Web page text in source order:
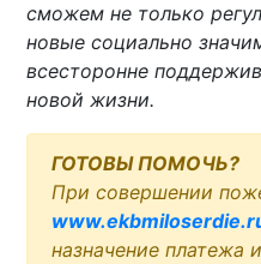
сможем не только
новые социально
всесторонне
новой жизни.
ГОТОВЫ ПОМОЧЬ?
При совершении
назначение платежа